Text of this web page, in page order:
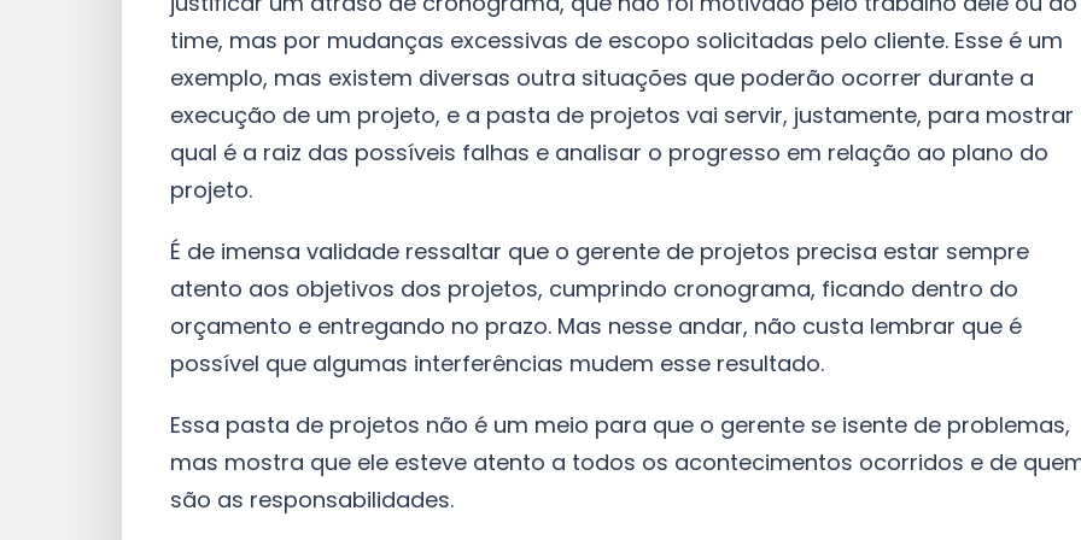
time, mas por mudanças excessivas de escopo solicitadas pelo cliente. Esse é um
exemplo, mas existem diversas outra situações que poderão ocorrer durante a
execução de um projeto, e a pasta de projetos vai servir, justamente, para mostrar
qual é a raiz das possíveis falhas e analisar o progresso em relação ao plano do
projeto.
É de imensa validade ressaltar que o gerente de projetos precisa estar sempre
atento aos objetivos dos projetos, cumprindo cronograma, ficando dentro do
orçamento e entregando no prazo. Mas nesse andar, não custa lembrar que é
possível que algumas interferências mudem esse resultado.
Essa pasta de projetos não é um meio para que o gerente se isente de problemas,
mas mostra que ele esteve atento a todos os acontecimentos ocorridos e de
são as responsabilidades.